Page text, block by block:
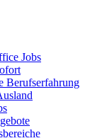
Jobs
Berufserfahrung